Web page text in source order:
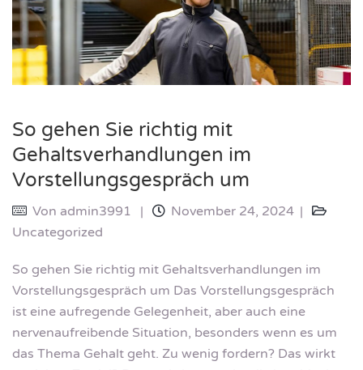
So gehen Sie richtig mit
Gehaltsverhandlungen im
Vorstellungsgespräch um
Von admin3991
November 24, 2024
Uncategorized
So gehen Sie richtig mit Gehaltsverhandlungen im
Vorstellungsgespräch um Das Vorstellungsgespräch
ist eine aufregende Gelegenheit, aber auch eine
nervenaufreibende Situation, besonders wenn es um
das Thema Gehalt geht. Zu wenig fordern? Das wirkt